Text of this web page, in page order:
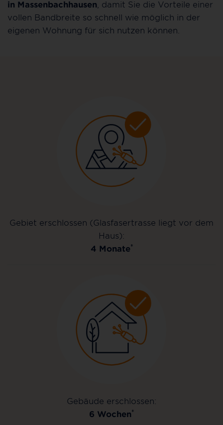
in Massenbachhausen , damit Sie die Vorteile einer
vollen Bandbreite so schnell wie möglich in der
eigenen Wohnung für sich nutzen können.
Gebiet erschlossen (Glasfasertrasse liegt vor dem
Haus):
4 Monate*
Gebäude erschlossen:
6 Wochen*